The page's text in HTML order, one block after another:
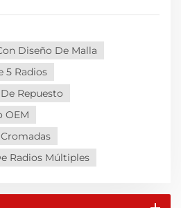
Diseño De Malla
5 Radios
Repuesto
OEM
Radios Múltiples